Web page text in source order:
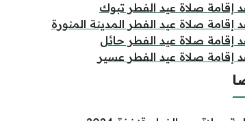
إقامة صلاة عيد الفطر تبوك
إقامة صلاة عيد الفطر المدينة المنورة
إقامة صلاة عيد الفطر حائل
إقامة صلاة عيد الفطر عسير